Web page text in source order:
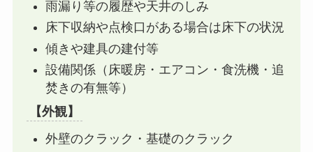
雨漏り等の履歴や天井のしみ
床下収納や点検口がある場合は床下の状況
傾きや建具の建付等
設備関係（床暖房・エアコン・食洗機・追
焚きの有無等）
【外観】
外壁のクラック・基礎のクラック